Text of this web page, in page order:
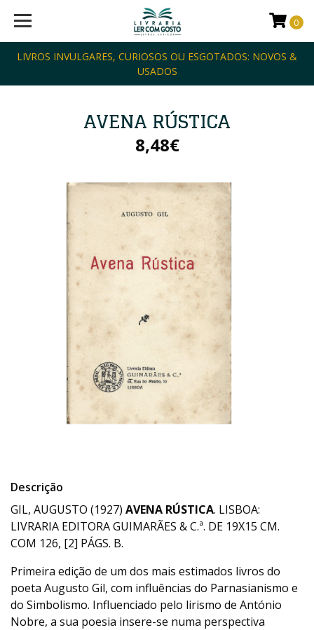
LIVROS INVULGARES, CURIOSOS OU ESGOTADOS: NOVOS &
USADOS
0
AVENA RÚSTICA
8,48€
Descrição
GIL, AUGUSTO (1927) AVENA RÚSTICA. LISBOA:
LIVRARIA EDITORA GUIMARÃES & C.ª. DE 19X15 CM.
COM 126, [2] PÁGS. B.
Primeira edição de um dos mais estimados livros do
poeta Augusto Gil, com influências do Parnasianismo e
do Simbolismo. Influenciado pelo lirismo de António
Nobre, a sua poesia insere-se numa perspectiva